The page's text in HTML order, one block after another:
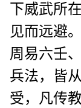
下威武所
见而远避
周易六壬
兵法，皆
受，凡传